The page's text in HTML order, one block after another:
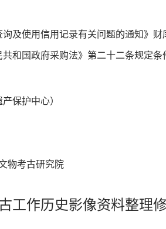
及使用信用记录有关问题的通知》
和国政府采购法》第二十二条规定条
保护中心）
物考古研究院
工作历史影像资料整理